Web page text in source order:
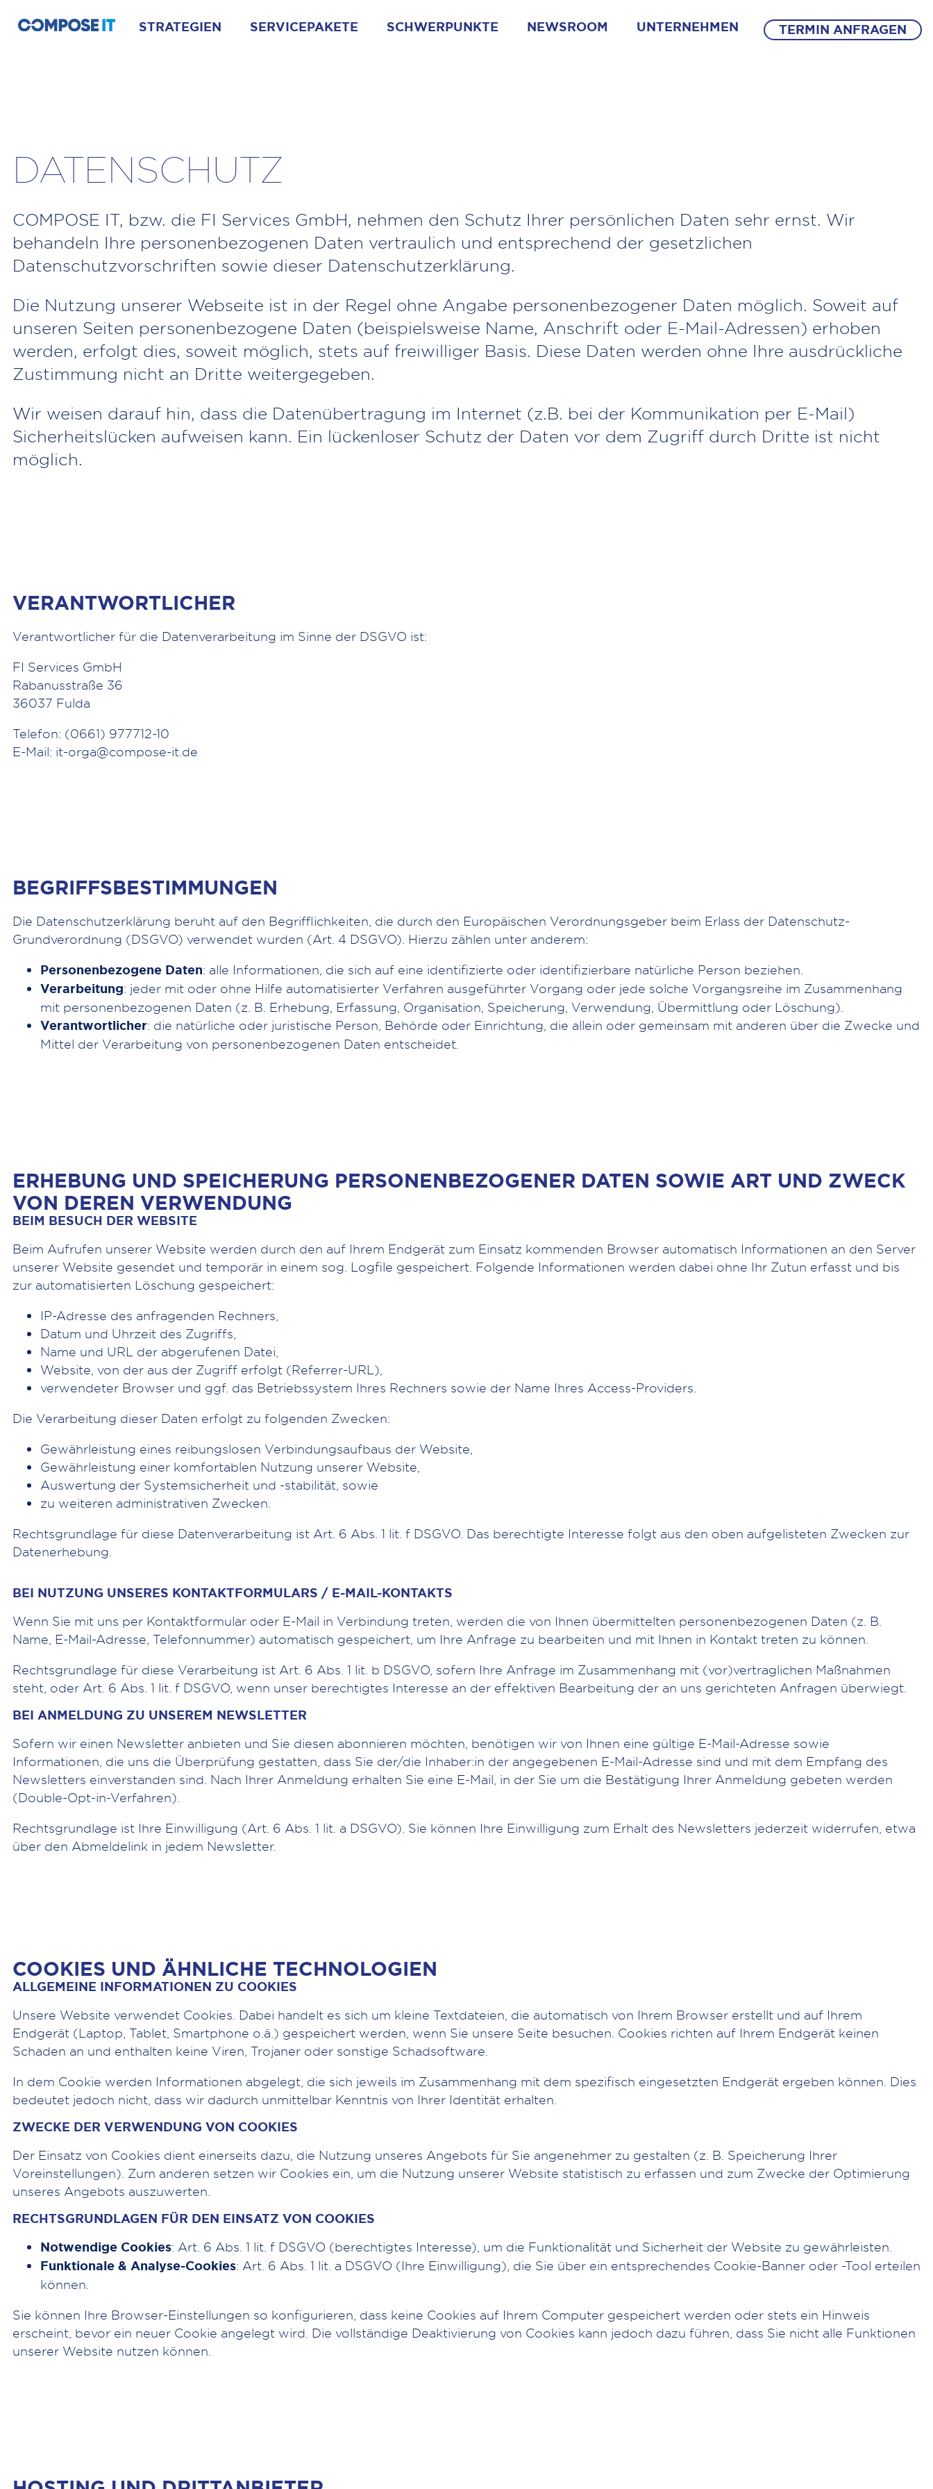
STRATEGIEN SERVICEPAKETE SCHWERPUNKTE NEWSROOM UNTERNEHMEN TERMIN ANFRAGEN
DATENSCHUTZ
COMPOSE IT, bzw. die FI Services GmbH, nehmen den Schutz Ihrer persönlichen Daten sehr ernst. Wir
behandeln Ihre personenbezogenen Daten vertraulich und entsprechend der gesetzlichen
Datenschutzvorschriften sowie dieser Datenschutzerklärung.
Die Nutzung unserer Webseite ist in der Regel ohne Angabe personenbezogener Daten möglich. Soweit auf
unseren Seiten personenbezogene Daten (beispielsweise Name, Anschrift oder E-Mail-Adressen) erhoben
werden, erfolgt dies, soweit möglich, stets auf freiwilliger Basis. Diese Daten werden ohne Ihre ausdrückliche
Zustimmung nicht an Dritte weitergegeben.
Wir weisen darauf hin, dass die Datenübertragung im Internet (z.B. bei der Kommunikation per E-Mail)
Sicherheitslücken aufweisen kann. Ein lückenloser Schutz der Daten vor dem Zugriff durch Dritte ist nicht
möglich.
VERANTWORTLICHER
Verantwortlicher für die Datenverarbeitung im Sinne der DSGVO ist:
FI Services GmbH
Rabanusstraße 36
36037 Fulda
Telefon: (0661) 977712-10
E-Mail: it-orga@compose-it.de
BEGRIFFSBESTIMMUNGEN
Die Datenschutzerklärung beruht auf den Begrifflichkeiten, die durch den Europäischen Verordnungsgeber beim Erlass der Datenschutz-
Grundverordnung (DSGVO) verwendet wurden (Art. 4 DSGVO). Hierzu zählen unter anderem:
Personenbezogene Daten: alle Informationen, die sich auf eine identifizierte oder identifizierbare natürliche Person beziehen.
Verarbeitung: jeder mit oder ohne Hilfe automatisierter Verfahren ausgeführter Vorgang oder jede solche Vorgangsreihe im Zusammenhang
mit personenbezogenen Daten (z. B. Erhebung, Erfassung, Organisation, Speicherung, Verwendung, Übermittlung oder Löschung).
Verantwortlicher: die natürliche oder juristische Person, Behörde oder Einrichtung, die allein oder gemeinsam mit anderen über die Zwecke und
Mittel der Verarbeitung von personenbezogenen Daten entscheidet.
ERHEBUNG UND SPEICHERUNG PERSONENBEZOGENER DATEN SOWIE ART UND ZWECK
VON DEREN VERWENDUNG
BEIM BESUCH DER WEBSITE
Beim Aufrufen unserer Website werden durch den auf Ihrem Endgerät zum Einsatz kommenden Browser automatisch Informationen an den Server
unserer Website gesendet und temporär in einem sog. Logfile gespeichert. Folgende Informationen werden dabei ohne Ihr Zutun erfasst und bis
zur automatisierten Löschung gespeichert:
IP-Adresse des anfragenden Rechners,
Datum und Uhrzeit des Zugriffs,
Name und URL der abgerufenen Datei,
Website, von der aus der Zugriff erfolgt (Referrer-URL),
verwendeter Browser und ggf. das Betriebssystem Ihres Rechners sowie der Name Ihres Access-Providers.
Die Verarbeitung dieser Daten erfolgt zu folgenden Zwecken:
Gewährleistung eines reibungslosen Verbindungsaufbaus der Website,
Gewährleistung einer komfortablen Nutzung unserer Website,
Auswertung der Systemsicherheit und -stabilität, sowie
zu weiteren administrativen Zwecken.
Rechtsgrundlage für diese Datenverarbeitung ist Art. 6 Abs. 1 lit. f DSGVO. Das berechtigte Interesse folgt aus den oben aufgelisteten Zwecken zur
Datenerhebung.
BEI NUTZUNG UNSERES KONTAKTFORMULARS / E-MAIL-KONTAKTS
Wenn Sie mit uns per Kontaktformular oder E-Mail in Verbindung treten, werden die von Ihnen übermittelten personenbezogenen Daten (z. B.
Name, E-Mail-Adresse, Telefonnummer) automatisch gespeichert, um Ihre Anfrage zu bearbeiten und mit Ihnen in Kontakt treten zu können.
Rechtsgrundlage für diese Verarbeitung ist Art. 6 Abs. 1 lit. b DSGVO, sofern Ihre Anfrage im Zusammenhang mit (vor)vertraglichen Maßnahmen
steht, oder Art. 6 Abs. 1 lit. f DSGVO, wenn unser berechtigtes Interesse an der effektiven Bearbeitung der an uns gerichteten Anfragen überwiegt.
BEI ANMELDUNG ZU UNSEREM NEWSLETTER
Sofern wir einen Newsletter anbieten und Sie diesen abonnieren möchten, benötigen wir von Ihnen eine gültige E-Mail-Adresse sowie
Informationen, die uns die Überprüfung gestatten, dass Sie der/die Inhaber:in der angegebenen E-Mail-Adresse sind und mit dem Empfang des
Newsletters einverstanden sind. Nach Ihrer Anmeldung erhalten Sie eine E-Mail, in der Sie um die Bestätigung Ihrer Anmeldung gebeten werden
(Double-Opt-in-Verfahren).
Rechtsgrundlage ist Ihre Einwilligung (Art. 6 Abs. 1 lit. a DSGVO). Sie können Ihre Einwilligung zum Erhalt des Newsletters jederzeit widerrufen, etwa
über den Abmeldelink in jedem Newsletter.
COOKIES UND ÄHNLICHE TECHNOLOGIEN
ALLGEMEINE INFORMATIONEN ZU COOKIES
Unsere Website verwendet Cookies. Dabei handelt es sich um kleine Textdateien, die automatisch von Ihrem Browser erstellt und auf Ihrem
Endgerät (Laptop, Tablet, Smartphone o.ä.) gespeichert werden, wenn Sie unsere Seite besuchen. Cookies richten auf Ihrem Endgerät keinen
Schaden an und enthalten keine Viren, Trojaner oder sonstige Schadsoftware.
In dem Cookie werden Informationen abgelegt, die sich jeweils im Zusammenhang mit dem spezifisch eingesetzten Endgerät ergeben können. Dies
bedeutet jedoch nicht, dass wir dadurch unmittelbar Kenntnis von Ihrer Identität erhalten.
ZWECKE DER VERWENDUNG VON COOKIES
Der Einsatz von Cookies dient einerseits dazu, die Nutzung unseres Angebots für Sie angenehmer zu gestalten (z. B. Speicherung Ihrer
Voreinstellungen). Zum anderen setzen wir Cookies ein, um die Nutzung unserer Website statistisch zu erfassen und zum Zwecke der Optimierung
unseres Angebots auszuwerten.
RECHTSGRUNDLAGEN FÜR DEN EINSATZ VON COOKIES
Notwendige Cookies: Art. 6 Abs. 1 lit. f DSGVO (berechtigtes Interesse), um die Funktionalität und Sicherheit der Website zu gewährleisten.
Funktionale & Analyse-Cookies: Art. 6 Abs. 1 lit. a DSGVO (Ihre Einwilligung), die Sie über ein entsprechendes Cookie-Banner oder -Tool erteilen
können.
Sie können Ihre Browser-Einstellungen so konfigurieren, dass keine Cookies auf Ihrem Computer gespeichert werden oder stets ein Hinweis
erscheint, bevor ein neuer Cookie angelegt wird. Die vollständige Deaktivierung von Cookies kann jedoch dazu führen, dass Sie nicht alle Funktionen
unserer Website nutzen können.